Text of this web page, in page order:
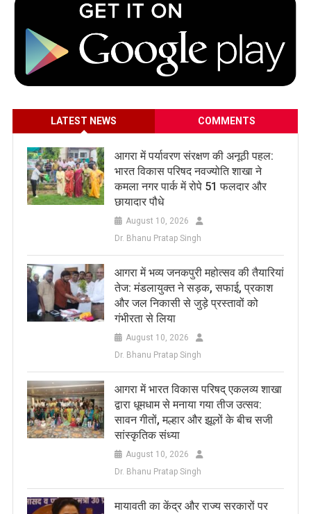
LATEST NEWS COMMENTS
आगरा में पर्यावरण संरक्षण की अनूठी पहल:
भारत विकास परिषद नवज्योति शाखा ने
कमला नगर पार्क में रोपे 51 फलदार और
छायादार पौधे
August 10, 2026
Dr. Bhanu Pratap Singh
आगरा में भव्य जनकपुरी महोत्सव की तैयारियां
तेज: मंडलायुक्त ने सड़क, सफाई, प्रकाश
और जल निकासी से जुड़े प्रस्तावों को
गंभीरता से लिया
August 10, 2026
Dr. Bhanu Pratap Singh
आगरा में भारत विकास परिषद् एकलव्य शाखा
द्वारा धूमधाम से मनाया गया तीज उत्सव:
सावन गीतों, मल्हार और झूलों के बीच सजी
सांस्कृतिक संध्या
August 10, 2026
Dr. Bhanu Pratap Singh
मायावती का केंद्र और राज्य सरकारों पर